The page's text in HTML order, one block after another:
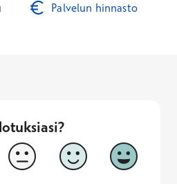
Palvelun hinnasto
3 4
5
Vastaa